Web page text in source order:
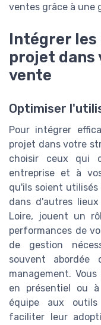
ventes grâce à une
Intégrer les
projet dans
vente
Optimiser
Pour intégrer
projet dans votre
choisir ceux qui
entreprise et à
qu'ils soient utilisés
dans d'autres
Loire, jouent un
performances de
de gestion
souvent abordée
management.
en présentiel ou
équipe aux
faciliter leur